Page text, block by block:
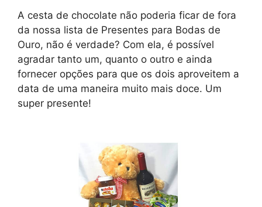
A cesta de chocolate não poderia ficar de fora
da nossa lista de Presentes para Bodas de
Ouro, não é verdade? Com ela, é possível
agradar tanto um, quanto o outro e ainda
fornecer opções para que os dois aproveitem a
data de uma maneira muito mais doce. Um
super presente!